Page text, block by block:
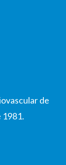
de
1981.